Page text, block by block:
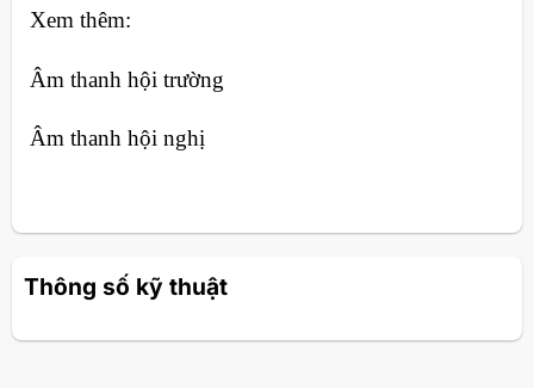
Xem thêm:
Âm thanh hội trường
Âm thanh hội nghị
Thông số kỹ thuật